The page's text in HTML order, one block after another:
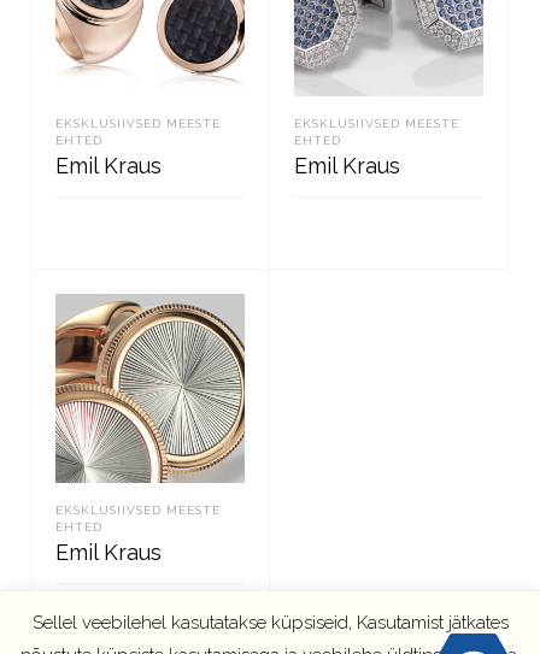
EKSKLUSIIVSED MEESTE
EHTED
Emil Kraus
EKSKLUSIIVSED MEESTE
EHTED
Emil Kraus
EKSKLUSIIVSED MEESTE
EHTED
Emil Kraus
Sellel veebilehel kasutatakse küpsiseid, Kasutamist jätkates